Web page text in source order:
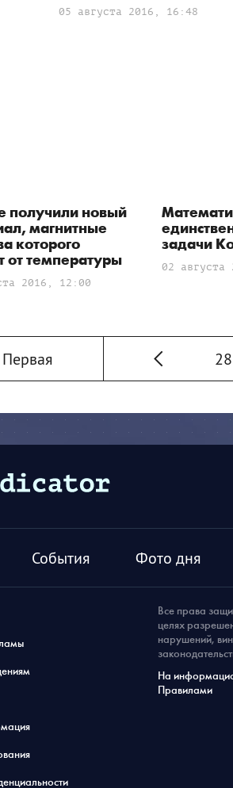
05 августа 2016, 16:48
получили новый
магнитные
которого
от температуры
2016, 12:00
задачи
02 августа
Первая
События Фото дня
Все права
целях
нарушений,
На
Правилами